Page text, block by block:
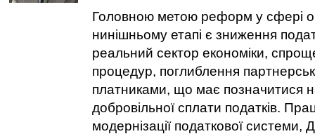
Головною метою реформ у сфері
нинішньому етапі є зниження
реальний сектор економіки,
процедур, поглиблення
платниками, що має позначитися
добровільної сплати податків.
модернізації податкової системи,